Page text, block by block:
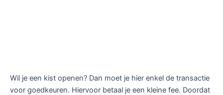
Wil je een kist openen? Dan moet je hier enkel de transactie
voor goedkeuren. Hiervoor betaal je een kleine fee. Doordat